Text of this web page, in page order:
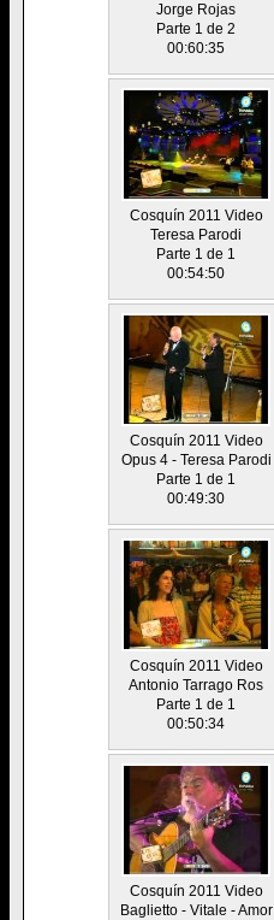
Jorge Rojas
Parte 1 de 2
00:60:35
Cosquín 2011 Video
Teresa Parodi
Parte 1 de 1
00:54:50
Cosquín 2011 Video
Opus 4 - Teresa Parodi
Parte 1 de 1
00:49:30
Cosquín 2011 Video
Antonio Tarrago Ros
Parte 1 de 1
00:50:34
Cosquín 2011 Video
Baglietto - Vitale - Amor